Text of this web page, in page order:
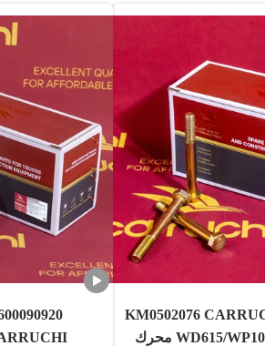
90003800579 KM0502076
العلامة التجارية WD615/WP10 محرك